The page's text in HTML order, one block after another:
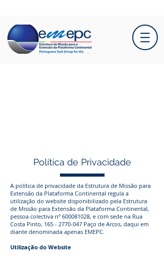
Política de Privacidade
A política de privacidade da Estrutura de Missão para
Extensão da Plataforma Continental regula a
utilização do website disponibilizado pela Estrutura
de Missão para Extensão da Plataforma Continental,
pessoa colectiva nº 600081028, e com sede na Rua
Costa Pinto, 165 - 2770-047 Paço de Arcos, daqui em
diante denominada apenas EMEPC.
Utilização do Website